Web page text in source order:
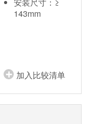
安装尺寸：≥
143mm
加入比较清单